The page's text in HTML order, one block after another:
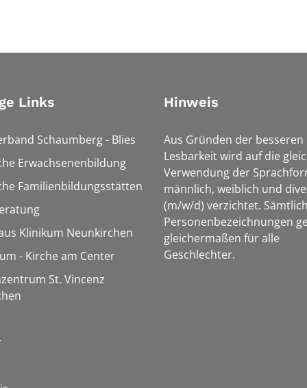
Links
Schaumberg - Blies
Erwachsenenbildung
Familienbildungsstätten
Klinikum Neunkirchen
- Kirche am Center
St. Vincenz
Hinweis
Aus Gründen der besseren
Lesbarkeit wird auf die
Verwendung der
männlich, weiblich und
(m/w/d) verzichtet.
Personenbezeichnungen
gleichermaßen für alle
Geschlechter.